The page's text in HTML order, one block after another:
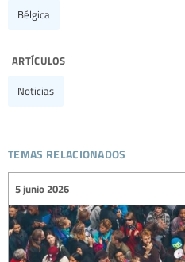
Bélgica
artículos
Noticias
temas relacionados
5 junio 2026